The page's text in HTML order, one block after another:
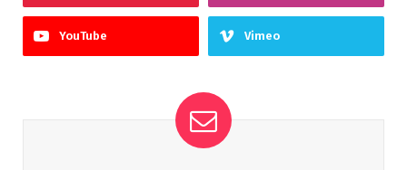
YouTube Vimeo